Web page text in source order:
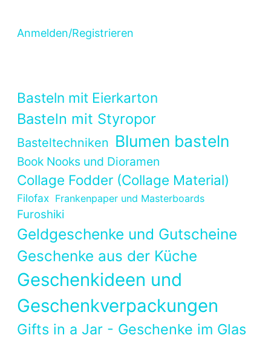
Anmelden/Registrieren
Basteln mit Eierkarton
Basteln mit Styropor
Basteltechniken Blumen basteln
Book Nooks und Dioramen
Collage Fodder (Collage Material)
Filofax Frankenpaper und Masterboards
Furoshiki
Geldgeschenke und Gutscheine
Geschenke aus der Küche
Geschenkideen und
Geschenkverpackungen
Gifts in a Jar - Geschenke im Glas